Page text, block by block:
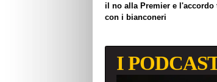
il no alla Premier e l'accordo
con i bianconeri
I